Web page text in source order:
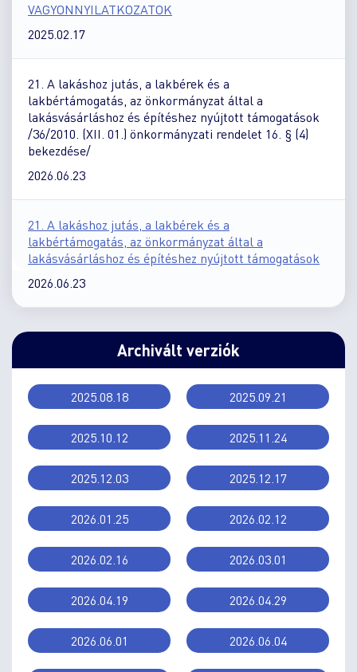
VAGYONNYILATKOZATOK
2025.02.17
21. A lakáshoz jutás, a lakbérek és a
lakbértámogatás, az önkormányzat által a
lakásvásárláshoz és építéshez nyújtott támogatások
/36/2010. (XII. 01.) önkormányzati rendelet 16. § (4)
bekezdése/
2026.06.23
21. A lakáshoz jutás, a lakbérek és a
lakbértámogatás, az önkormányzat által a
lakásvásárláshoz és építéshez nyújtott támogatások
2026.06.23
Archivált verziók
2025.08.18 2025.09.21
2025.10.12 2025.11.24
2025.12.03 2025.12.17
2026.01.25 2026.02.12
2026.02.16 2026.03.01
2026.04.19 2026.04.29
2026.06.01 2026.06.04